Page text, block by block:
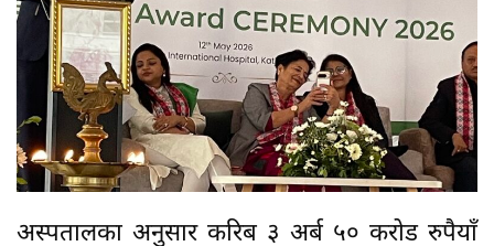
अस्पतालका अनुसार करिब ३ अर्ब ५० करोड रुपैयाँ